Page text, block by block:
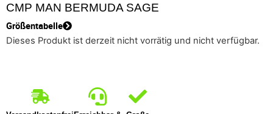
CMP MAN BERMUDA SAGE
Größentabelle
Dieses Produkt ist derzeit nicht vorrätig und nicht verfügbar.